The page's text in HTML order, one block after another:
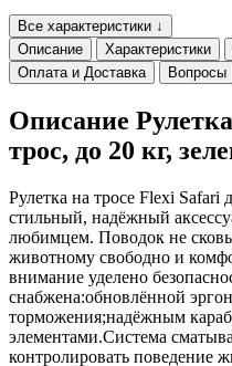
Все характеристики ↓
Описание
Характеристики
Оплата и Доставка
Вопросы
Описание
трос, до 20 кг,
Рулетка на тросе Flexi
стильный, надёжный
любимцем. Поводок не
животному свободно и
внимание уделено
снабжена:обновлённой
торможения;надёжным
элементами.Система
контролировать поведение